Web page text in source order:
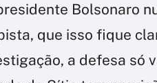
Bolsonaro
que isso fique
a defesa só